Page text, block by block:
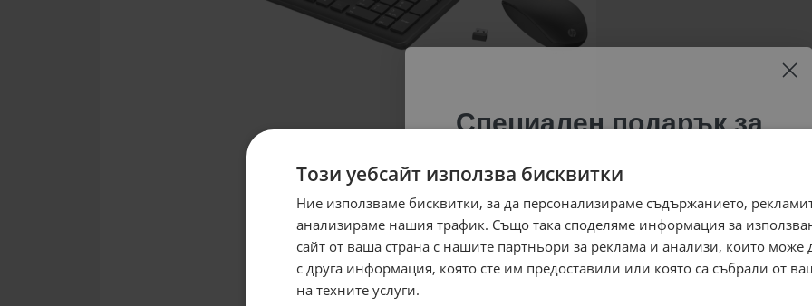
Този уебсайт използва бисквитки
Ние използваме бисквитки, за да персонализираме съдържанието,
анализираме нашия трафик. Също така споделяме информация за
сайт от ваша страна с нашите партньори за реклама и анализи, които може
с друга информация, която сте им предоставили или която са събрали от
на техните услуги.
Специален подарък за
специални предложения само за теб като
въведеш само email адрес и получи отстъпка от
първата ти поръчка.
Email